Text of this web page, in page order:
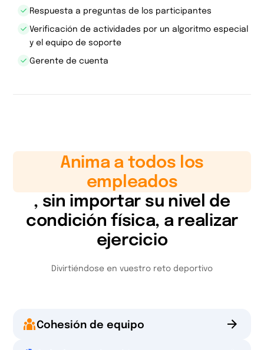
Respuesta a preguntas de los participantes
Verificación de actividades por un algoritmo especial
y el equipo de soporte
Gerente de cuenta
Anima a todos los
empleados
, sin importar su nivel de
condición física, a realizar
ejercicio
Divirtiéndose en vuestro reto deportivo
Cohesión de equipo